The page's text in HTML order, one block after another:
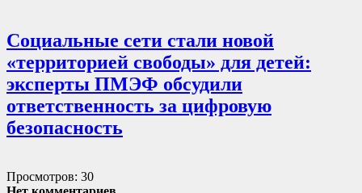
Социальные сети стали новой
«территорией свободы» для детей:
эксперты ПМЭФ обсудили
ответственность за цифровую
безопасность
Просмотров: 30